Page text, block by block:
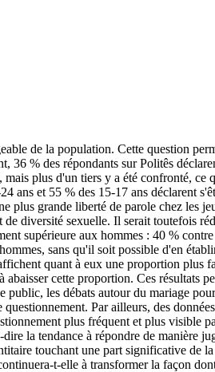
de la population. Cette question
% des répondants sur Politês
plus d'un tiers y a été confronté, ce
ans et 55 % des 15-17 ans déclarent
plus grande liberté de parole chez les
diversité sexuelle. Il serait toutefois
supérieure aux hommes : 40 %
sans qu'il soit possible d'en
quant à eux une proportion plus
cette proportion. Ces résultats
les débats autour du mariage
Par ailleurs, des
plus fréquent et plus visible
la tendance à répondre de manière
touchant une part significative de
t-elle à transformer la façon